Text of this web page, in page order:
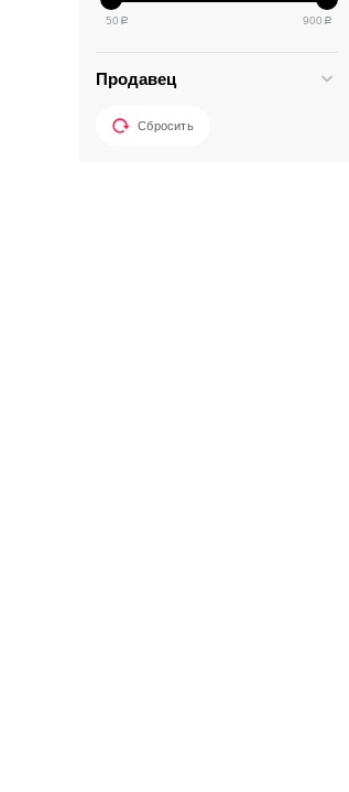
50 Р 900 Р
Продавец
Сбросить